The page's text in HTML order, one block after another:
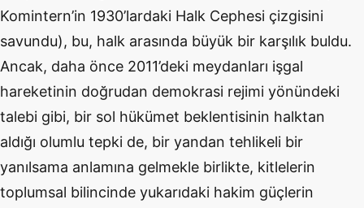
Komintern’in 1930’lardaki Halk Cephesi çizgisini
savundu), bu, halk arasında büyük bir karşılık buldu.
Ancak, daha önce 2011’deki meydanları işgal
hareketinin doğrudan demokrasi rejimi yönündeki
talebi gibi, bir sol hükümet beklentisinin halktan
aldığı olumlu tepki de, bir yandan tehlikeli bir
yanılsama anlamına gelmekle birlikte, kitlelerin
toplumsal bilincinde yukarıdaki hakim güçlerin